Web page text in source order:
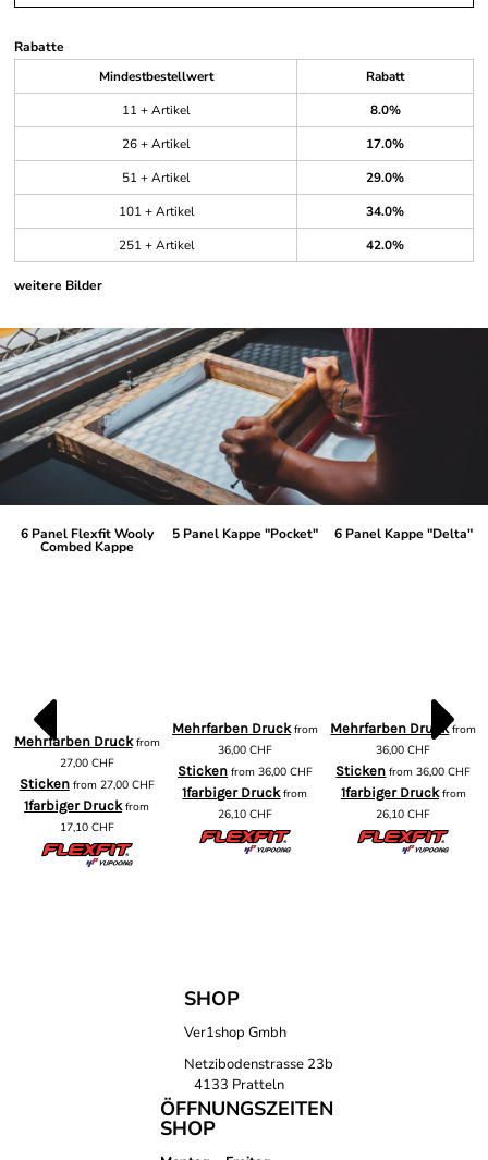
Rabatte
Mindestbestellwert
Rabatt
11 + Artikel
8.0%
26 + Artikel
17.0%
51 + Artikel
29.0%
101 + Artikel
34.0%
251 + Artikel
42.0%
weitere Bilder
6 Panel Flexfit Wooly
Combed Kappe
Mehrfarben Druckfrom
27,00 CHF
Stickenfrom 27,00 CHF
1farbiger Druckfrom
17,10 CHF
5 Panel Kappe "Pocket"
Mehrfarben Druckfrom
36,00 CHF
Stickenfrom 36,00 CHF
1farbiger Druckfrom
26,10 CHF
6 Panel Kappe "Delta"
Mehrfarben Druckfrom
36,00CHF
Sticken from36,00CHF
1farbiger Druckfrom
26,10CHF
SHOP
Ver1shop Gmbh
Netzibodenstrasse 23b
4133 Pratteln
ÖFFNUNGSZEITEN
SHOP